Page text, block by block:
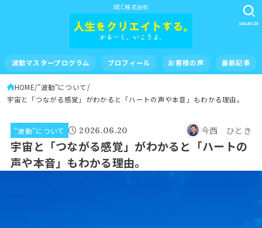
BEC株式会社
波動マスタープログラム プロフィール お客様の声 最新記事
SEARCH
HOME "波動"について
宇宙と「つながる感覚」がわかると「ハートの声や本音」もわかる理由。
"波動"について 2026.06.20 今西 ひとき
宇宙と「つながる感覚」がわかると「ハートの
声や本音」もわかる理由。